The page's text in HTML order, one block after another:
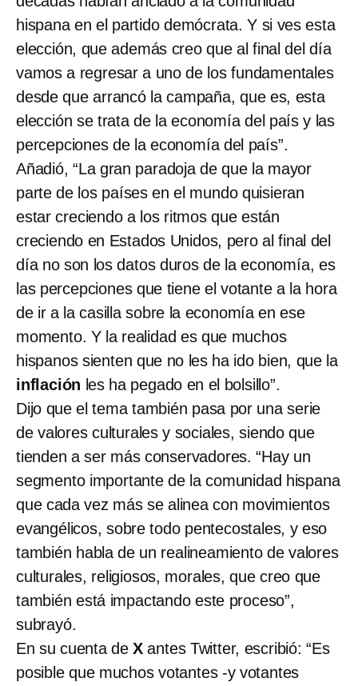
hispana en el partido demócrata. Y si ves esta
elección, que además creo que al final del día
vamos a regresar a uno de los fundamentales
desde que arrancó la campaña, que es, esta
elección se trata de la economía del país y las
percepciones de la economía del país”.
Añadió, “La gran paradoja de que la mayor
parte de los países en el mundo quisieran
estar creciendo a los ritmos que están
creciendo en Estados Unidos, pero al final del
día no son los datos duros de la economía, es
las percepciones que tiene el votante a la hora
de ir a la casilla sobre la economía en ese
momento. Y la realidad es que muchos
hispanos sienten que no les ha ido bien, que la
inflación les ha pegado en el bolsillo”.
Dijo que el tema también pasa por una serie
de valores culturales y sociales, siendo que
tienden a ser más conservadores. “Hay un
segmento importante de la comunidad hispana
que cada vez más se alinea con movimientos
evangélicos, sobre todo pentecostales, y eso
también habla de un realineamiento de valores
culturales, religiosos, morales, que creo que
también está impactando este proceso”,
subrayó.
En su cuenta deX antes Twitter, escribió: “Es
posible que muchos votantes -y votantes